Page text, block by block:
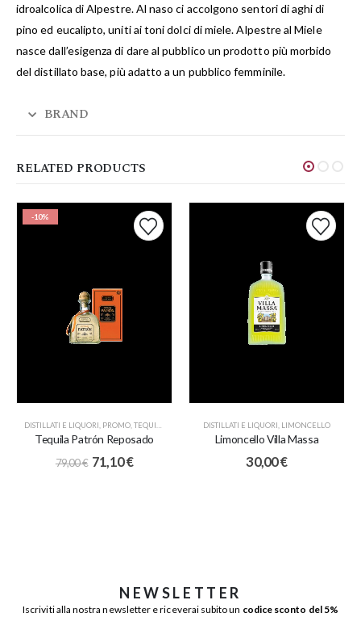
idroalcolica di Alpestre. Al naso ci accolgono sentori di aghi di
pino ed eucalipto, uniti ai toni dolci di miele. Alpestre al Miele
nasce dall’esigenza di dare al pubblico un prodotto più morbido
del distillato base, più adatto a un pubblico femminile.
BRAND
RELATED PRODUCTS
-10%
DISTILLATI E LIQUORI , PROMO,TEQUILA
Tequila Patrón Reposado
79,00€ 71,10€
DISTILLATI E LIQUORI , LIMONCELLO
Limoncello Villa Massa
30,00€
NEWSLETTER
Iscriviti alla nostra newsletter e riceverai subito un codice sconto del 5%